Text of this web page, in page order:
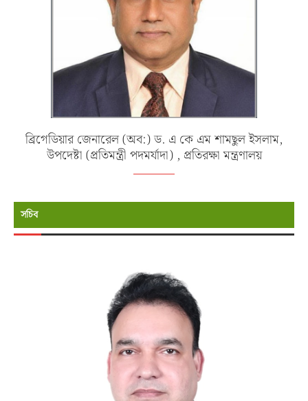
ব্রিগেডিয়ার জেনারেল (অব:) ড. এ কে এম শামছুল ইসলাম,
উপদেষ্টা (প্রতিমন্ত্রী পদমর্যাদা) , প্রতিরক্ষা মন্ত্রণালয়
সচিব